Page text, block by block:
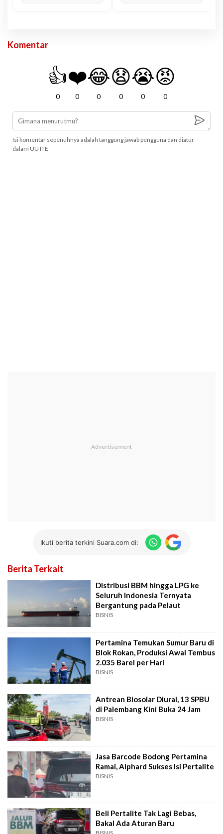
Komentar
👍
0
❤️
0
😂
0
😧
0
😭
0
😡
0
Isi komentar sepenuhnya adalah tanggung jawab pengguna dan diatur
dalam UU ITE
Ikuti berita terkini Suara.com di:
Berita Terkait
Distribusi BBM hingga LPG ke
Seluruh Indonesia Ternyata
Bergantung pada Pelaut
BISNIS
Pertamina Temukan Sumur Baru di
Blok Rokan, Produksi Awal Tembus
2.035 Barel per Hari
BISNIS
Antrean Biosolar Diurai, 13 SPBU
di Palembang Kini Buka 24 Jam
BISNIS
Jasa Barcode Bodong Pertamina
Ramai, Alphard Sukses Isi Pertalite
BISNIS
Beli Pertalite Tak Lagi Bebas,
Bakal Ada Aturan Baru